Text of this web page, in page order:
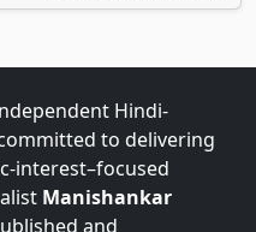
Hindi-
to delivering
interest–focused
Manishankar
and